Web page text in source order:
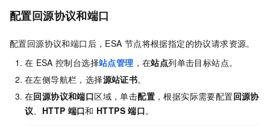
配置回源协议和端口
配置回源协议和端口后， ESA 节点将根据指定的协议请求资源。
在 ESA 控制台选择站点管理 ，在站点列单击目标站点。
在左侧导航栏，选择源站证书。
在回源协议和端口区域，单击配置 ，根据实际需要配置回源协
议、 HTTP 端口和 HTTPS 端口。